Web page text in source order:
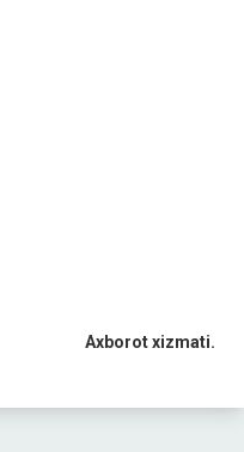
Axborot xizmati.